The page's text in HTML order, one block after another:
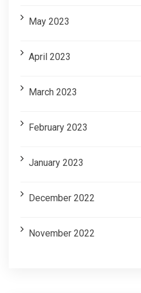
May 2023
April 2023
March 2023
February 2023
January 2023
December 2022
November 2022